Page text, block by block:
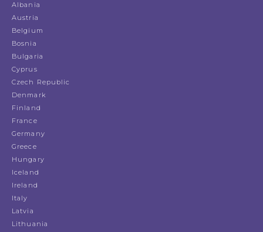
Albania
Austria
Belgium
Bosnia
Bulgaria
Cyprus
Czech Republic
Denmark
Finland
France
Germany
Greece
Hungary
Iceland
Ireland
Italy
Latvia
Lithuania